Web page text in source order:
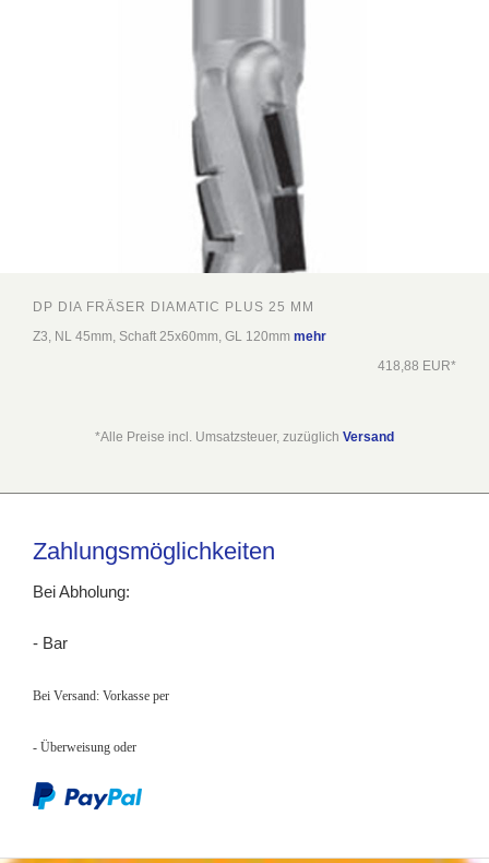
DP DIA FRÄSER DIAMATIC PLUS 25 MM
Z3, NL 45mm, Schaft 25x60mm, GL 120mm mehr
418,88 EUR*
*Alle Preise incl. Umsatzsteuer, zuzüglich Versand
Zahlungsmöglichkeiten
Bei Abholung:
- Bar
Bei Versand: Vorkasse per
- Überweisung oder